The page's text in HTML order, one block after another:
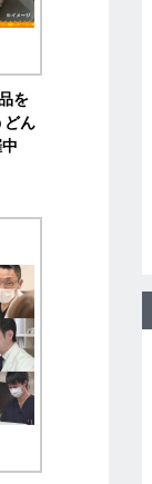
を
ん